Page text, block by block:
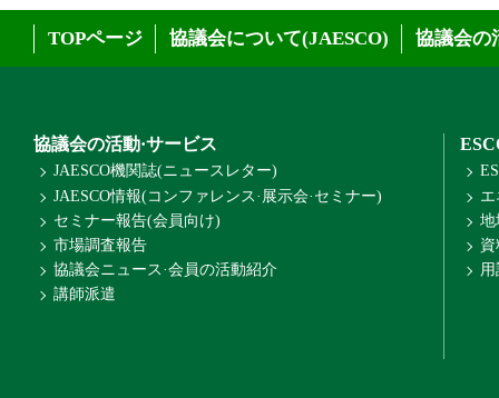
TOPページ 協議会について(JAESCO) 協議会の
協議会の活動·サービス
JAESCO機関誌(ニュースレター)
JAESCO情報(コンファレンス·展示会·セミナー)
セミナー報告(会員向け)
市場調査報告
協議会ニュース·会員の活動紹介
講師派遣
地